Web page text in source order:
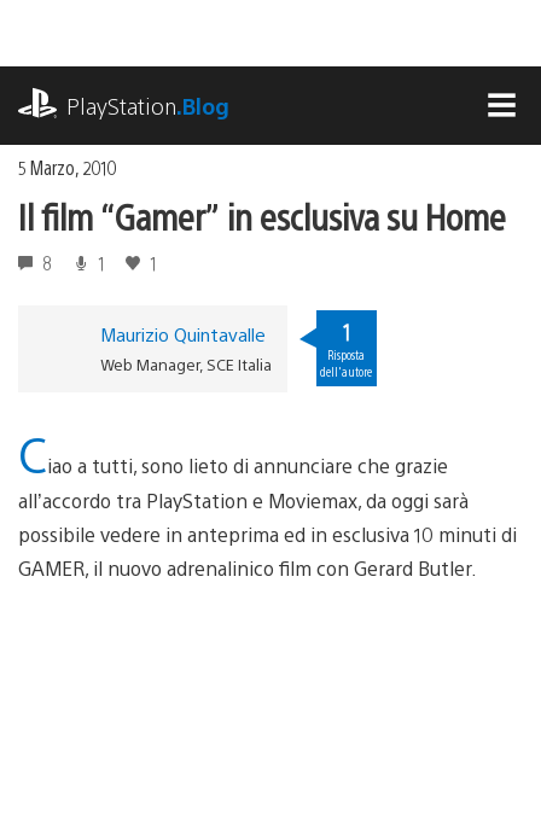
contenuto
PlayStation.Blog
5 Marzo, 2010
Il film “Gamer” in esclusiva su Home
8 1 1
Maurizio Quintavalle
Web Manager, SCE Italia
1
Risposta
dell'autore
Ciao a tutti, sono lieto di annunciare che grazie
all’accordo tra PlayStation e Moviemax, da oggi sarà
possibile vedere in anteprima ed in esclusiva 10 minuti di
GAMER, il nuovo adrenalinico film con Gerard Butler.